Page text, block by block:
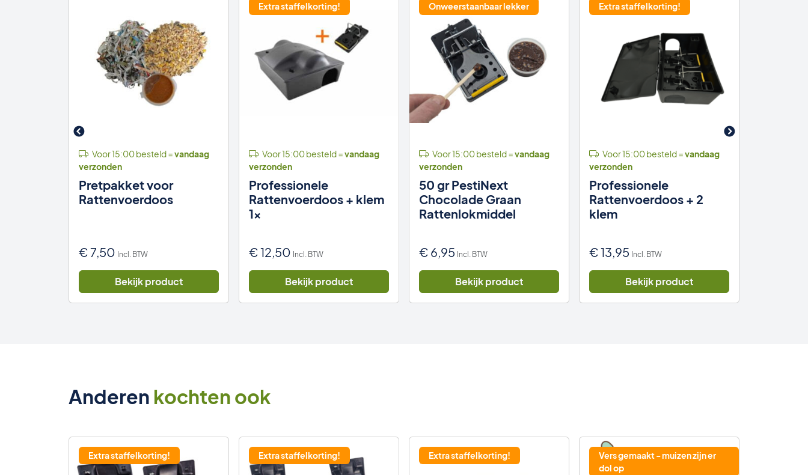
Voor 15:00 besteld =vandaag
verzonden
Pretpakket voor
Rattenvoerdoos
€7,50 Incl. BTW
Bekijk product
Extra staffelkorting!
Voor 15:00 besteld =vandaag
verzonden
Professionele
Rattenvoerdoos + klem
1x
€12,50 Incl. BTW
Bekijk product
Onweerstaanbaar lekker
Voor 15:00 besteld =vandaag
verzonden
50 gr PestiNext
Chocolade Graan
Rattenlokmiddel
€ 6,95 Incl. BTW
Bekijk product
Extra staffelkorting!
Voor 15:00 besteld =vandaag
verzonden
Professionele
Rattenvoerdoos + 2
klem
€13,95 Incl. BTW
Bekijk product
Anderen kochten ook
Extra staffelkorting! Extra staffelkorting! Extra staffelkorting!
Vers gemaakt - muizen zijn er
dol op